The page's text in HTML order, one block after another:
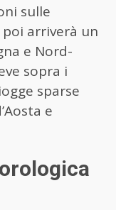
sulle
arriverà un
e Nord-
sopra i
sparse
e